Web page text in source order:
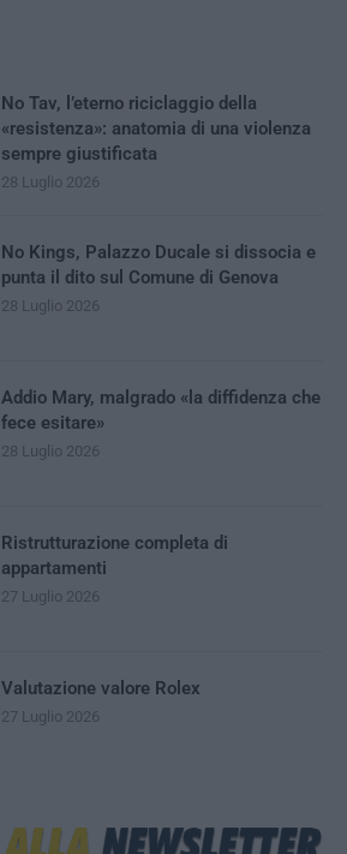
No Tav, l’eterno riciclaggio della
«resistenza»: anatomia di una violenza
sempre giustificata
28 Luglio 2026
No Kings, Palazzo Ducale si dissocia e
punta il dito sul Comune di Genova
28 Luglio 2026
Addio Mary, malgrado «la diffidenza che
fece esitare»
28 Luglio 2026
Ristrutturazione completa di
appartamenti
27 Luglio 2026
Valutazione valore Rolex
27 Luglio 2026